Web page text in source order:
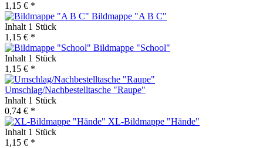
1,15 € *
Bildmappe "A B C"
Inhalt 1 Stück
1,15 € *
Bildmappe "School"
Inhalt 1 Stück
1,15 € *
Umschlag/Nachbestelltasche "Raupe"
Inhalt 1 Stück
0,74 € *
XL-Bildmappe "Hände"
Inhalt 1 Stück
1,15 € *